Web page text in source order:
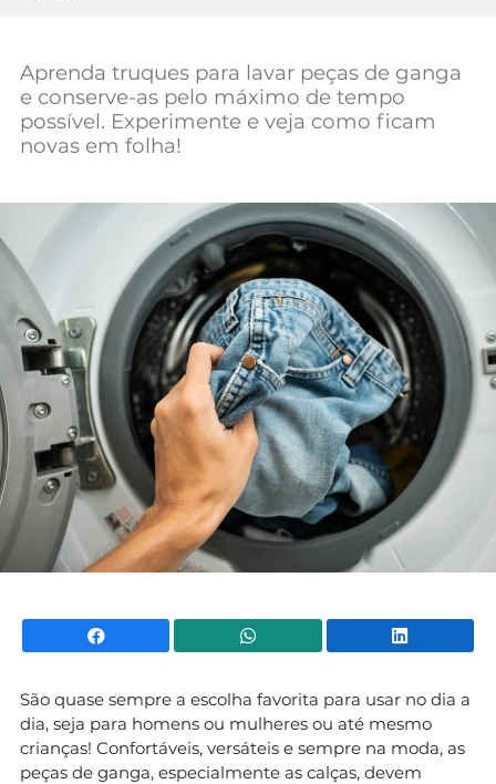
Negócios
Mundial 2026
Aprenda truques para lavar peças de ganga
e conserve-as pelo máximo de tempo
possível. Experimente e veja como ficam
novas em folha!
Facebook WhatsApp
São quase sempre a escolha favorita para usar no dia a
dia, seja para homens ou mulheres ou até mesmo
crianças! Confortáveis, versáteis e sempre na moda, as
peças de ganga, especialmente as calças, devem